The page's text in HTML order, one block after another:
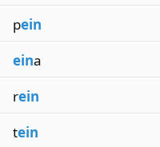
pein
eina
rein
tein